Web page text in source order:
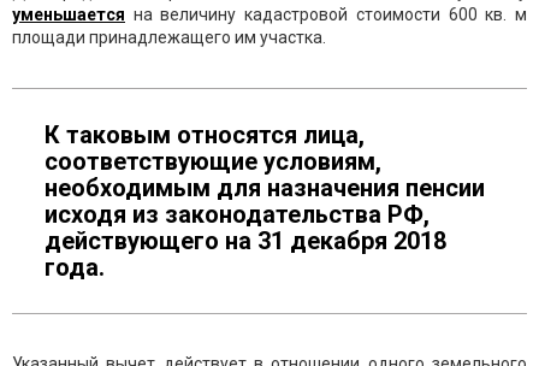
уменьшается на величину кадастровой стоимости 600 кв. м
площади принадлежащего им участка.
К таковым относятся лица,
соответствующие условиям,
необходимым для назначения пенсии
исходя из законодательства РФ,
действующего на 31 декабря 2018
года.